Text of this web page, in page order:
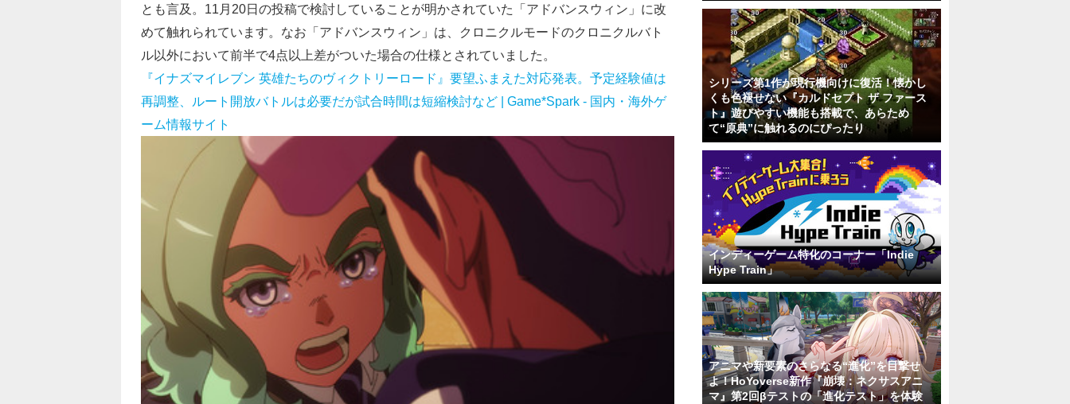
とも言及。11月20日の投稿で検討していることが明かされていた「アドバンスウィン」に改
めて触れられています。なお「アドバンスウィン」は、クロニクルモードのクロニクルバト
ル以外において前半で4点以上差がついた場合の仕様とされていました。
『イナズマイレブン 英雄たちのヴィクトリーロード』要望ふまえた対応発表。予定経験値は
再調整、ルート開放バトルは必要だが試合時間は短縮検討など | Game*Spark - 国内・海外ゲ
ーム情報サイト
シリーズ第1作が現行機向けに復活！懐かし
くも色褪せない『カルドセプト ザ ファース
ト』遊びやすい機能も搭載で、あらため
て“原典”に触れるのにぴったり
インディーゲーム特化のコーナー「Indie
Hype Train」
アニマや新要素のさらなる“進化”を目撃せ
よ！HoYoverse新作『崩壊：ネクサスアニ
マ』第2回βテストの「進化テスト」を体験